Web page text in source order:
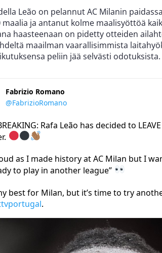
Leão on pelannut AC Milanin
ja antanut kolme maalisyöttöä
haasteenaan on pidetty otteiden
maailman vaarallisimmista
peliin jää selvästi odotuksista.
Fabrizio Romano
@FabrizioRomano
Rafa Leão has decided to
as I made history at AC Milan but I
to play in another league”
best for Milan, but it’s time to try
.